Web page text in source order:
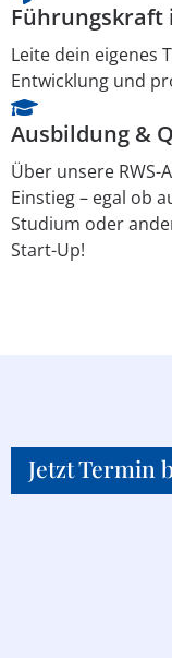
Führungskraft
Leite dein eigenes
Entwicklung und
Ausbildung &
Über unsere
Einstieg – egal ob
Studium oder
Start-Up!
Jetzt Termin